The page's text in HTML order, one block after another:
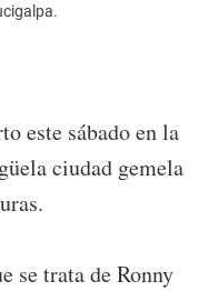
este sábado en la
ciudad gemela
se trata de Ronny